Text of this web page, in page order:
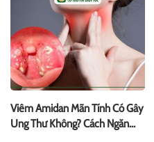
Viêm Amidan Mãn Tính Có Gây
Ung Thư Không? Cách Ngăn